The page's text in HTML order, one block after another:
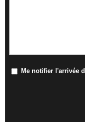
Me notifier l'arrivée